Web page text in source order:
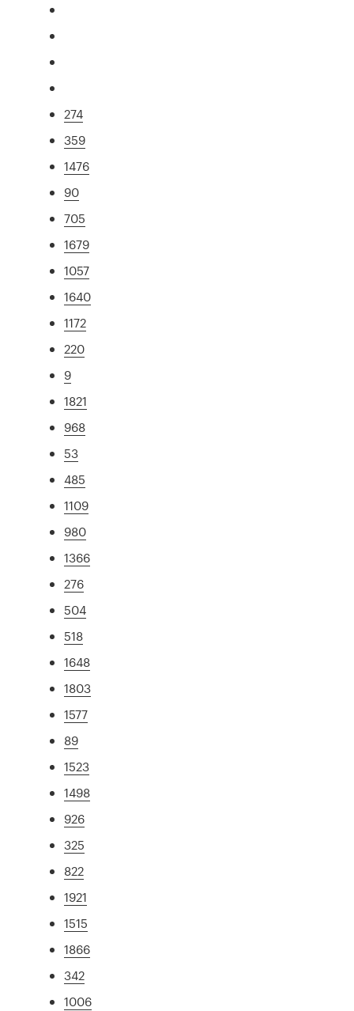
274
359
1476
90
705
1679
1057
1640
1172
220
9
1821
968
53
485
1109
980
1366
276
504
518
1648
1803
1577
89
1523
1498
926
325
822
1921
1515
1866
342
1006